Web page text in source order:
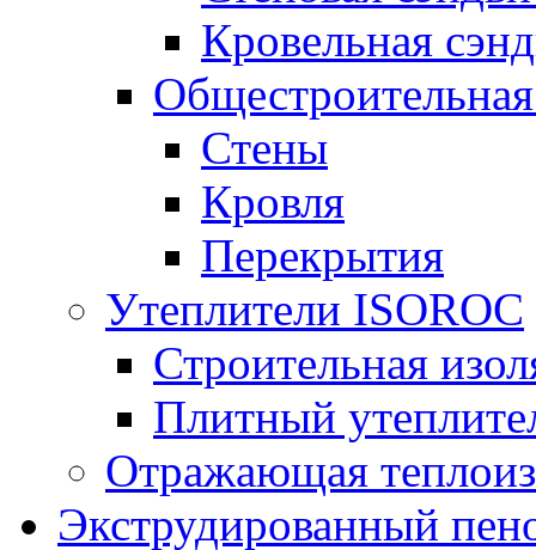
Кровельная
Стены
Кровля
Перекрытия
Утеплители ISOROC
Строительная
Плитный
Отражающая
Экструдированный